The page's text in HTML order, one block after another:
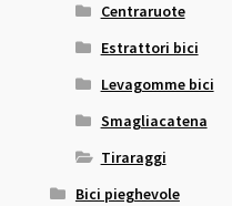
Centraruote
Estrattori bici
Levagomme bici
Smagliacatena
Tiraraggi
Bici pieghevole